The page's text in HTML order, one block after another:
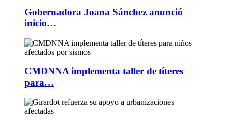
Gobernadora Joana Sánchez anunció
inicio…
CMDNNA implementa taller de títeres
para…